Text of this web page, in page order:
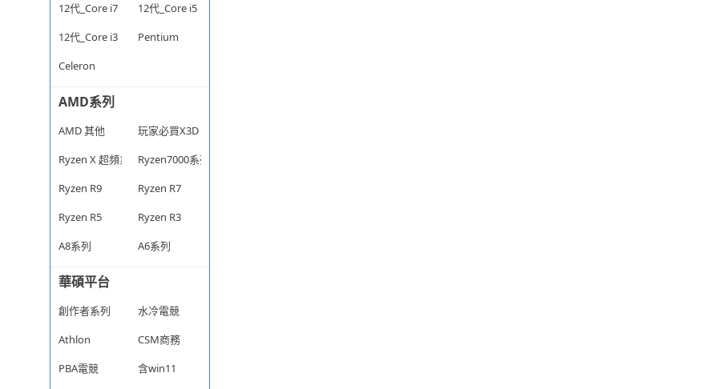
12代_Core i7
12代_Core i5
12代_Core i3
Pentium
Celeron
AMD系列
AMD 其他
玩家必買X3D
Ryzen X 超頻系列Ryzen7000系列
Ryzen R9
Ryzen R7
Ryzen R5
Ryzen R3
A8系列
A6系列
華碩平台
創作者系列
水冷電競
Athlon
CSM商務
PBA電競
含win11